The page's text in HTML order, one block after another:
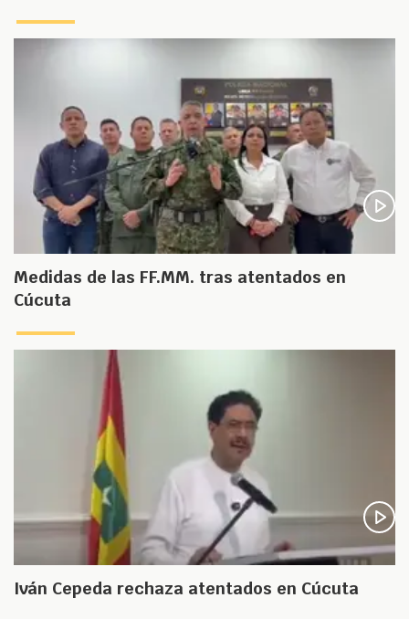
Medidas de las FF.MM. tras atentados en
Cúcuta
Iván Cepeda rechaza atentados en Cúcuta